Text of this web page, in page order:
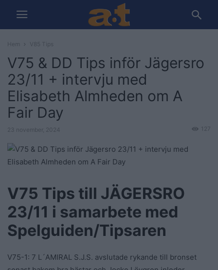
Hem V85 Tips
V75 & DD Tips inför Jägersro
23/11 + intervju med
Elisabeth Almheden om A
Fair Day
23 november, 2024 127
V75 Tips till JÄGERSRO
23/11 i samarbete med
Spelguiden/Tipsaren
V75-1: 7 L´AMIRAL S.J.S. avslutade rykande till bronset